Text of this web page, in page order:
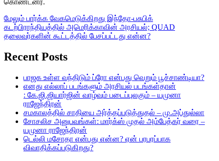
மேலும் பார்க்க வேகமெடுக்கிறது இந்தோ-பசுபிக்
கடற்பிராந்தியத்தில் அமெரிக்காவின் அரசியல்; QUAD
தலைவர்களின் கூட்டத்தில் பேசப்பட்டது என்ன?
Recent Posts
பாஜக உள்ள வந்திடும் ப்ரோ என்பது வெறும் பூச்சாண்டியா?
எனது எல்லாப் படங்களும் அரசியல் படங்கள்தான்
: கே.ஜி.ஜியார்ஜின் வாழ்வும் படைப்புலகும் – யமுனா
ராஜேந்திரன்
சமகாலத்தில் சாதியை அர்த்தப்படுத்துதல் – மு.அப்துல்லா
சோசலிச அனுபவங்கள்: மார்க்ஸ் முதல் அம்பேத்கர் வரை –
யமுனா ராஜேந்திரன்
டெல்லி மசோதா என்பது என்ன? ஏன் பரபரப்பாக
விவாதிக்கப்படுகிறது?